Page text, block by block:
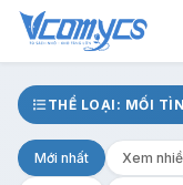
THỂ LOẠI: MỐI
Mới nhất Xem